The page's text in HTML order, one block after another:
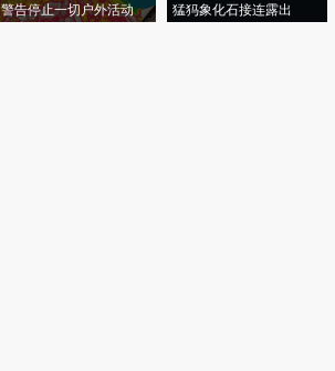
警告停止一切户外活动
猛犸象化石接连露出